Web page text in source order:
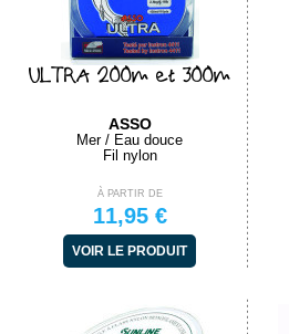
ULTRA 200m et 300m
ASSO
Mer / Eau douce
Fil nylon
À PARTIR DE
11,95 €
VOIR LE PRODUIT